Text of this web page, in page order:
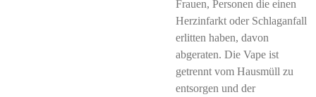
Frauen, Personen die einen
Herzinfarkt oder Schlaganfall
erlitten haben, davon
abgeraten. Die Vape ist
getrennt vom Hausmüll zu
entsorgen und der